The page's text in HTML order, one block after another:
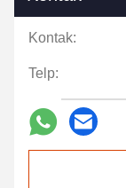
Kontak:
Telp: